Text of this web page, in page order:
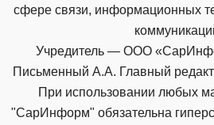
сфере связи, информационных
Учредитель — ООО
Письменный А.А. Главный
При использовании любых
"СарИнформ" обязательна